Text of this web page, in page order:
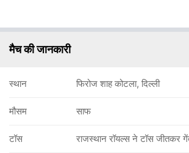
मैच की जानकारी
स्थान फिरोज शाह कोटला, दिल्ली
मौसम साफ
टॉस राजस्थान रॉयल्स ने टॉस जीतकर